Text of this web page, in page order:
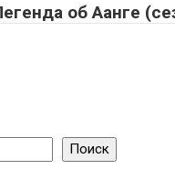
об Аанге
Поиск